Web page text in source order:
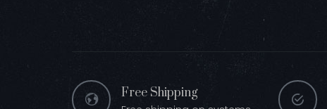
Free Shipping